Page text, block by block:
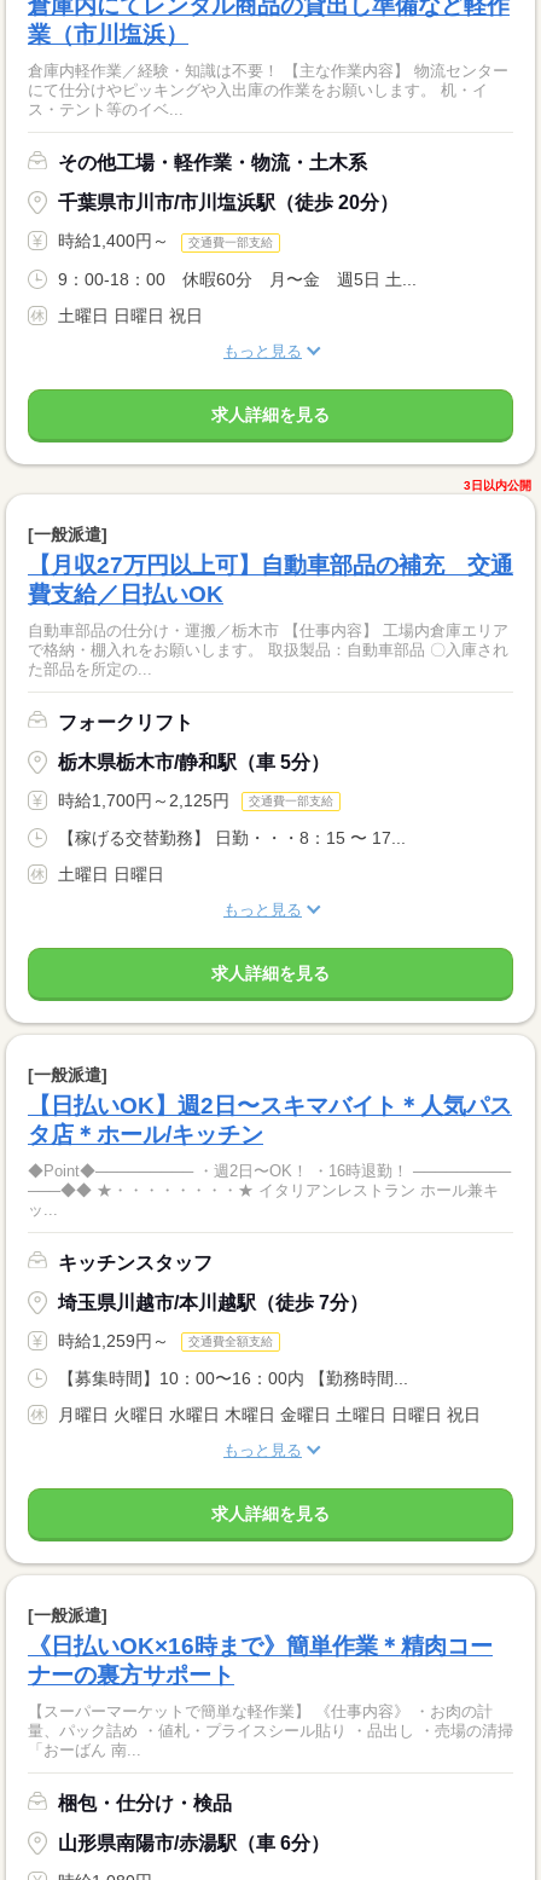
倉庫内にてレンタル商品の貸出し準備など軽作
業（市川塩浜）
倉庫内軽作業／経験・知識は不要！ 【主な作業内容】 物流センター
にて仕分けやピッキングや入出庫の作業をお願いします。 机・イ
ス・テント等のイベ...
その他工場・軽作業・物流・土木系
千葉県市川市/市川塩浜駅（徒歩 20分）
時給1,400円～ 交通費一部支給
9：00-18：00 休暇60分 月〜金 週5日 土...
土曜日 日曜日 祝日
もっと見る
求人詳細を見る
3日以内公開
[一般派遣]
【月収27万円以上可】自動車部品の補充 交通
費支給／日払いOK
自動車部品の仕分け・運搬／栃木市 【仕事内容】 工場内倉庫エリア
で格納・棚入れをお願いします。 取扱製品：自動車部品 〇入庫され
た部品を所定の...
フォークリフト
栃木県栃木市/静和駅（車 5分）
時給1,700円～2,125円 交通費一部支給
【稼げる交替勤務】 日勤・・・8：15 〜 17...
土曜日 日曜日
もっと見る
求人詳細を見る
[一般派遣]
【日払いOK】週2日〜スキマバイト＊人気パス
タ店＊ホール/キッチン
◆Point◆───────── ・週2日〜OK！ ・16時退勤！ ─────────
───◆◆ ★・・・・・・・・★ イタリアンレストラン ホール兼キ
ッ...
キッチンスタッフ
埼玉県川越市/本川越駅（徒歩 7分）
時給1,259円～ 交通費全額支給
【募集時間】10：00〜16：00内 【勤務時間...
月曜日 火曜日 水曜日 木曜日 金曜日 土曜日 日曜日 祝日
もっと見る
求人詳細を見る
[一般派遣]
《日払いOK×16時まで》簡単作業＊精肉コー
ナーの裏方サポート
【スーパーマーケットで簡単な軽作業】 《仕事内容》 ・お肉の計
量、パック詰め ・値札・プライスシール貼り ・品出し ・売場の清掃
「おーばん 南...
梱包・仕分け・検品
山形県南陽市/赤湯駅（車 6分）